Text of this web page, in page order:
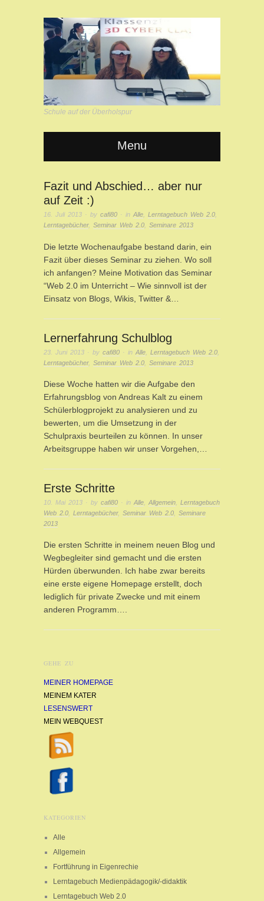
Schule auf der Überholspur
Menu
Fazit und Abschied… aber nur
auf Zeit :)
16. Juli 2013 · by cafi80 · in Alle, Lerntagebuch Web 2.0,
Lerntagebücher, Seminar Web 2.0, Seminare 2013
Die letzte Wochenaufgabe bestand darin, ein
Fazit über dieses Seminar zu ziehen. Wo soll
ich anfangen? Meine Motivation das Seminar
“Web 2.0 im Unterricht – Wie sinnvoll ist der
Einsatz von Blogs, Wikis, Twitter &…
Lernerfahrung Schulblog
23. Juni 2013 · by cafi80 · in Alle Lerntagebuch Web 2.0
Lerntagebücher, Seminar Web 2.0 Seminare 2013
Diese Woche hatten wir die Aufgabe den
Erfahrungsblog von Andreas Kalt zu einem
Schülerblogprojekt zu analysieren und zu
bewerten, um die Umsetzung in der
Schulpraxis beurteilen zu können. In unser
Arbeitsgruppe haben wir unser Vorgehen,…
Erste Schritte
10. Mai 2013 · by cafi80 · in Alle Allgemein
Lerntagebuch
Web 2.0
Lerntagebücher, Seminar Web 2.0
Seminare
2013
Die ersten Schritte in meinem neuen Blog und
Wegbegleiter sind gemacht und die ersten
Hürden überwunden. Ich habe zwar bereits
eine erste eigene Homepage erstellt, doch
lediglich für private Zwecke und mit einem
anderen Programm….
GEHE ZU
MEINER HOMEPAGE
MEINEM KATER
LESENSWERT
MEIN WEBQUEST
KATEGORIEN
Alle
Allgemein
Fortführung in Eigenrechie
Lerntagebuch Medienpädagogik/-didaktik
Lerntagebuch Web 2.0